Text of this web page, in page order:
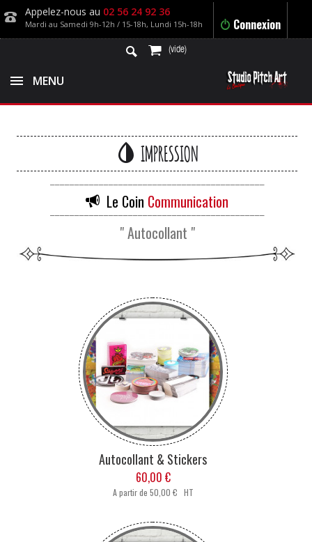
Connexion
Appelez-nous au 02 56 24 92 36
Mardi au Samedi 9h-12h / 15-18h, Lundi 15h-18h
(vide)
MENU
IMPRESSION
Le Coin Communication
" Autocollant "
Autocollant & Stickers
60,00 €
A partir de 50,00 € HT